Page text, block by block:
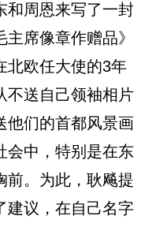
和周恩来写了一封
主席像章作赠品》
北欧任大使的3年
不送自己领袖相片
他们的首都风景画
会中，特别是在东
前。为此，耿飚提
建议，在自己名字